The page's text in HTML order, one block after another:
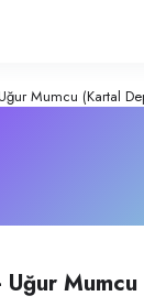
Kartal’da
Mumcu (Kartal
Mumcu